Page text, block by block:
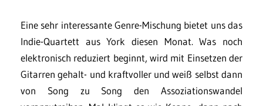
Eine sehr interessante Genre-Mischung bietet uns das
Indie-Quartett aus York diesen Monat. Was noch
elektronisch reduziert beginnt, wird mit Einsetzen der
Gitarren gehalt- und kraftvoller und weiß selbst dann
von Song zu Song den Assoziationswandel